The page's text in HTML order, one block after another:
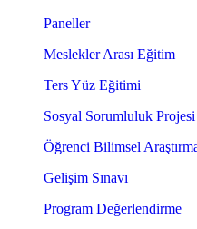
Paneller
Meslekler Arası Eğitim
Ters Yüz Eğitimi
Sosyal Sorumluluk Projesi
Öğrenci Bilimsel
Gelişim Sınavı
Program Değerlendirme